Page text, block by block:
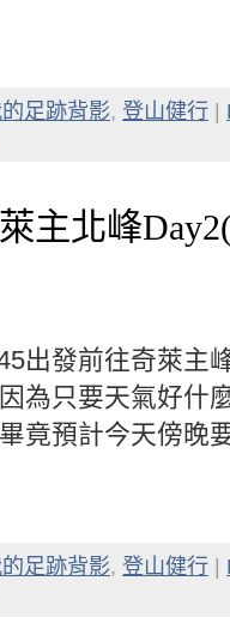
足跡背影, 登山健行
主北峰
出發前往奇萊主
為只要天氣好什
竟預計今天傍晚
足跡背影, 登山健行